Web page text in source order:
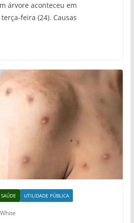
árvore aconteceu em
feira (24). Causas
SAÚDE UTILIDADE PÚBLICA